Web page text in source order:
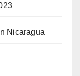
Nicaragua